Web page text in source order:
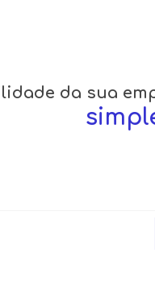
da sua